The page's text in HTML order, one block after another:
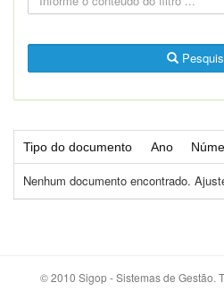
Tipo do documento Ano
Nenhum documento encontrado.
© 2010 Sigop - Sistemas de Gestão.